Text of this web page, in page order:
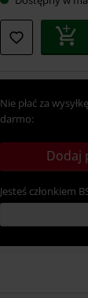
swój
rozmiar
Nie płać za
darmo:
Dodaj
Jesteś członkiem